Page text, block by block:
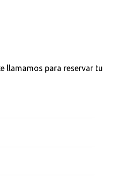
llamamos para reservar tu